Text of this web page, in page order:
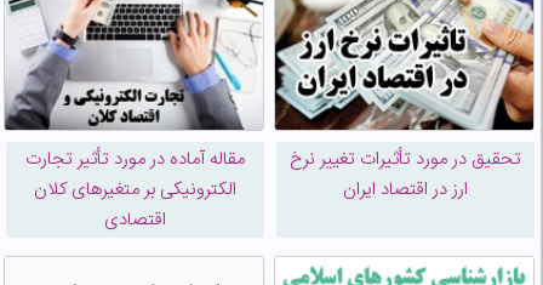
تحقیق در مورد تأثيرات تغيير نرخ
ارز در اقتصاد ايران
مقاله آماده در مورد تأثیر تجارت
الکترونیکی بر متغیرهای کلان
اقتصادی